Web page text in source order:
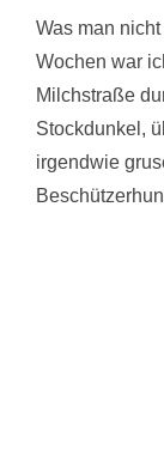
Was man
Wochen war
Milchstraße
Stockdunkel,
irgendwie